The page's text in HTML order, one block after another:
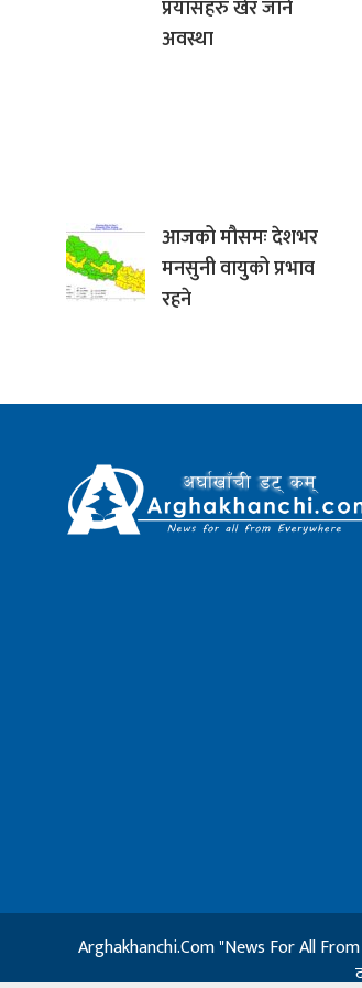
प्रयासहरु खेर जाने
अवस्था
आजको मौसमः देशभर
मनसुनी वायुको प्रभाव
रहने
Arghakhanchi.Com "News For All From